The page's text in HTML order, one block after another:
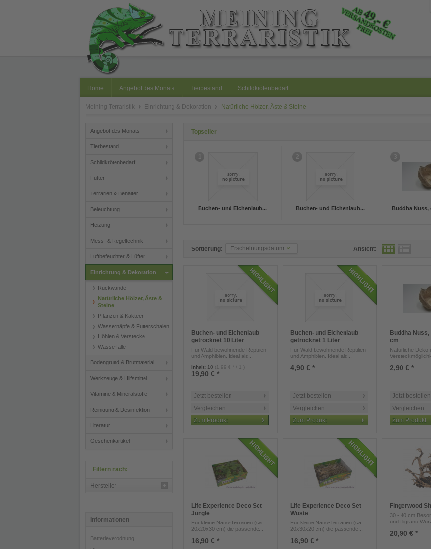
Home Angebot des Monats Tierbestand Schildkrötenbedarf
Meining Terraristik Einrichtung & Dekoration Natürliche Hölzer, Äste & Steine
Angebot des Monats
Tierbestand
Schildkrötenbedarf
Futter
Terrarien & Behälter
Beleuchtung
Heizung
Mess- & Regeltechnik
Luftbefeuchter & Lüfter
Einrichtung & Dekoration
Rückwände
Natürliche Hölzer, Äste &
Steine
Pflanzen & Kakteen
Wassernäpfe & Futterschalen
Höhlen & Verstecke
Wasserfälle
Bodengrund & Brutmaterial
Werkzeuge & Hilfsmittel
Vitamine & Mineralstoffe
Reinigung & Desinfektion
Literatur
Geschenkartikel
Filtern nach:
Hersteller
Informationen
Batterieverodnung
Topseller
Buchen- und Eichenlaub... Buchen- und Eichenlaub... Buddha Nuss,
Sortierung: Erscheinungsdatum Ansicht:
Buchen- und Eichenlaub
getrocknet 10 Liter
Für Wald bewohnende Reptilien
und Amphibien. Ideal als...
Inhalt: 10 (1,99 € * / 1 )
19,90 € *
Jetzt bestellen
Vergleichen
Zum Produkt
Buchen- und Eichenlaub
getrocknet 1 Liter
Für Wald bewohnende Reptilien
und Amphibien. Ideal als...
4,90 € *
Jetzt bestellen
Vergleichen
Zum Produkt
Buddha Nuss,
cm
Natürliche Deko
2,90 € *
Jetzt bestellen
Vergleichen
Zum Produkt
Life Experience Deco Set
Jungle
Für kleine Nano-Terrarien (ca.
20x20x30 cm) die passende...
16,90 € *
Life Experience Deco Set
Wüste
Für kleine Nano-Terrarien (ca.
20x30x20 cm) die passende...
16,90 € *
Fingerwood
30 - 40 cm
und filigrane
20,90 € *